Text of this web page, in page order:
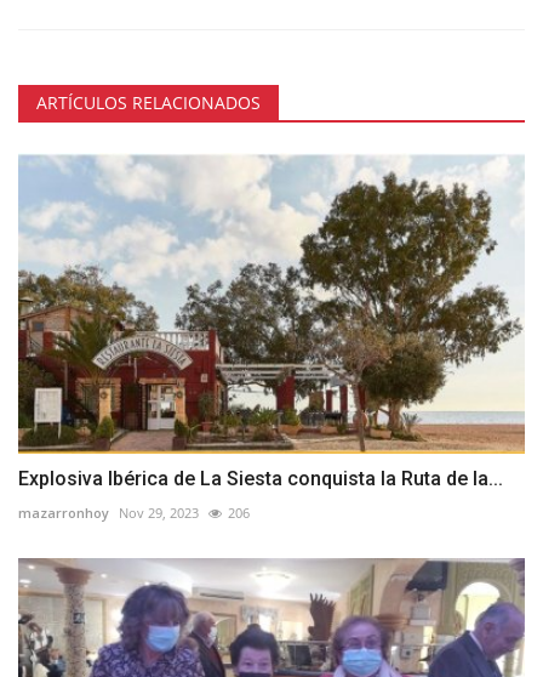
ARTÍCULOS RELACIONADOS
Explosiva Ibérica de La Siesta conquista la Ruta de la...
mazarronhoy Nov 29, 2023 206